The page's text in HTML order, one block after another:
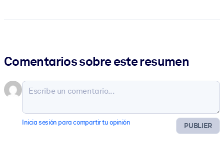
Comentarios sobre este resumen
PUBLIER
Inicia sesión para compartir tu opinión